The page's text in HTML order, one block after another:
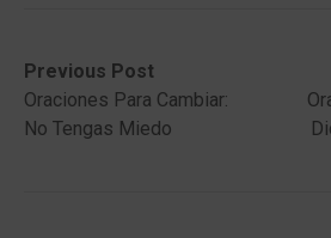
Post
navigation
Previous Post
Previous
post:Oraciones Para Cambiar:
No Tengas Miedo
Next
post: